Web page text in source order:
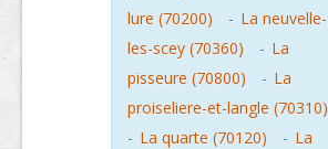
lure (70200)
- La neuvelle-
les-scey (70360)
- La
pisseure (70800)
- La
proiseliere-et-langle (70310)
- La quarte (70120) - La